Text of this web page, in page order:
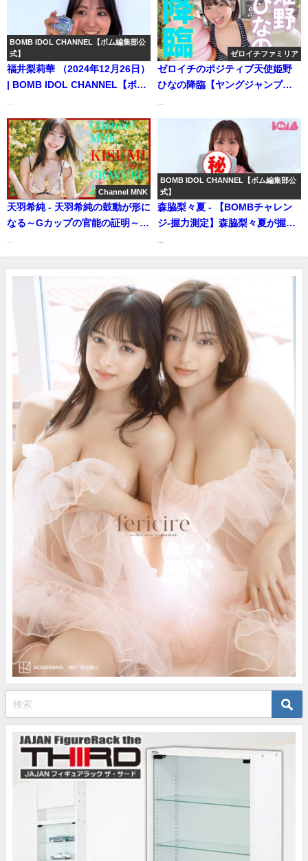
談社ヤンマガchさんより
BOMB IDOL CHANNEL【ボム編集部公
式】
福井梨莉華 （2024年12月26日）
| BOMB IDOL CHANNEL【ボム
ゼロイチファミリア
ゼロイチのポジティブ天使姫野
ひなの降臨【ヤングジャンプ撮
Channel MNK
天羽希純 - 天羽希純の鼓動が形に
なる～Gカップの官能の証明～
り
BOMB IDOL CHANNEL【ボム編集部公
式】
森脇梨々夏 - 【BOMBチャレン
ジ-握力測定】森脇梨々夏が握力
IDOL CHANNEL【ボム編集部公
式】さんより